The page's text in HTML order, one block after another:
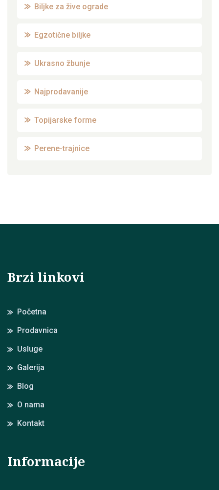
Biljke za žive ograde
Egzotične biljke
Ukrasno žbunje
Najprodavanije
Topijarske forme
Perene-trajnice
Brzi linkovi
Početna
Prodavnica
Usluge
Galerija
Blog
O nama
Kontakt
Informacije